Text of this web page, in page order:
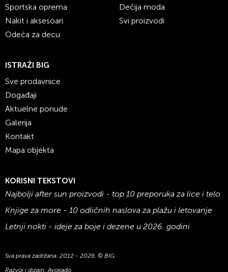
Sportska oprema
Nakit i aksesoari
Odeća za decu
Dečija moda
Svi proizvodi
ISTRAŽI BIG
Sve prodavnice
Događaji
Aktuelne ponude
Galerija
Kontakt
Mapa objekta
KORISNI TEKSTOVI
Najbolji after sun proizvodi - top 10 preporuka za lice i telo
Knjige za more - 10 odličnih naslova za plažu i letovanje
Letnji nokti - ideje za boje i dezene u 2026. godini
Sva prava zadržana. 2012 - 2026. © BIG
Razvoj i dizajn: Avokado